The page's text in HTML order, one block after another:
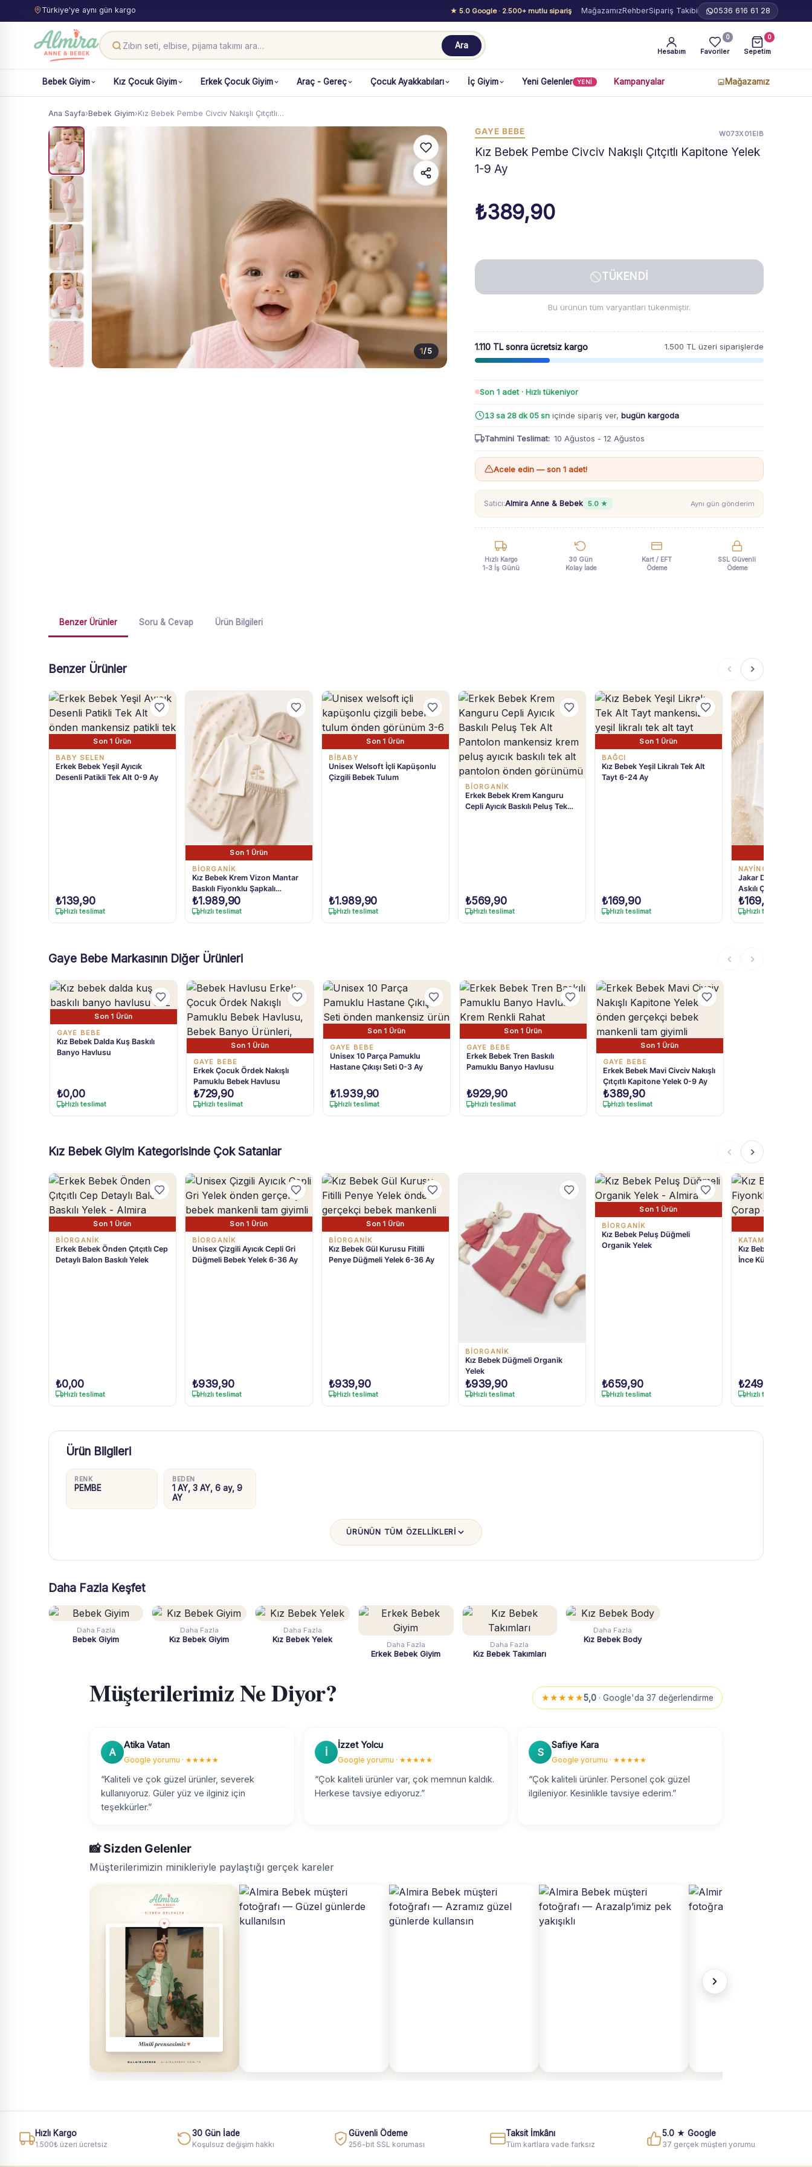
Türkiye'ye aynı gün kargo ★ 5.0 Google· 2.500+ mutlu sipariş MağazamızRehberSipariş Takibi 0536 616 61 28
Ara
Hesabım Favoriler
0
Sepetim
0
Bebek Giyim Kız Çocuk Giyim Erkek Çocuk Giyim Araç - Gereç Çocuk Ayakkabıları İç Giyim Yeni Gelenler YENİ Kampanyalar Mağazamız
Ana Sayfa›Bebek Giyim›Kız Bebek Pembe Civciv Nakışlı Çıtçıtlı…
1/5
GAYE BEBE W073X01EIB
Kız Bebek Pembe Civciv Nakışlı Çıtçıtlı Kapitone Yelek
1-9 Ay
₺389,90
Son 1 adet · Hızlı tükeniyor
Tahmini Teslimat: 10 Ağustos - 12 Ağustos
Acele edin — son 1 adet!
TÜKENDI
Bu ürünün tüm varyantları tükenmiştir.
1.110 TL sonra ücretsiz kargo 1.500 TL üzeri siparişlerde
13 sa 28 dk 04 sniçinde sipariş ver, bugün kargoda
Satıcı:Almira Anne & Bebek 5.0 ★ Aynı gün gönderim
Hızlı Kargo
1-3 İş Günü
30 Gün
Kolay İade
Kart / EFT
Ödeme
SSL Güvenli
Ödeme
Benzer Ürünler Soru & Cevap Ürün Bilgileri
Benzer Ürünler
Son 1 Ürün
BABY SELEN
Erkek Bebek Yeşil Ayıcık
Desenli Patikli Tek Alt 0-9 Ay
₺139,90
Hızlı teslimat
Son 1 Ürün
BIORGANIK
Kız Bebek Krem Vizon Mantar
Baskılı Fiyonklu Şapkalı
Battaniyeli Zıbın Seti 0-3 Ay
₺1.989,90
Hızlı teslimat
Son 1 Ürün
BIBABY
Unisex Welsoft İçli Kapüşonlu
Çizgili Bebek Tulum
₺1.989,90
Hızlı teslimat
BIORGANIK
Erkek Bebek Krem Kanguru
Cepli Ayıcık Baskılı Peluş Tek
₺569,90
Hızlı teslimat
Son 1 Ürün
BAĞCI
Kız Bebek Yeşil Likralı Tek Alt
Tayt 6-24 Ay
₺169,90
Hızlı teslimat
NAYİNOM
Jakar Desenli Beyaz
Askılı Çıtçıtlı Body
₺169,90
Hızlı teslimat
Gaye Bebe Markasının Diğer Ürünleri
Son 1 Ürün
GAYE BEBE
Kız Bebek Dalda Kuş Baskılı
Banyo Havlusu
₺0,00
Hızlı teslimat
Son 1 Ürün
GAYE BEBE
Erkek Çocuk Ördek Nakışlı
Pamuklu Bebek Havlusu
₺729,90
Hızlı teslimat
Son 1 Ürün
GAYE BEBE
Unisex 10 Parça Pamuklu
Hastane Çıkışı Seti 0-3 Ay
₺1.939,90
Hızlı teslimat
Son 1 Ürün
GAYE BEBE
Erkek Bebek Tren Baskılı
Pamuklu Banyo Havlusu
₺929,90
Hızlı teslimat
Son 1 Ürün
GAYE BEBE
Erkek Bebek Mavi Civciv Nakışlı
Çıtçıtlı Kapitone Yelek 0-9 Ay
₺389,90
Hızlı teslimat
Kız Bebek Giyim Kategorisinde Çok Satanlar
Son 1 Ürün
BIORGANIK
Erkek Bebek Önden Çıtçıtlı Cep
Detaylı Balon Baskılı Yelek
₺0,00
Hızlı teslimat
Son 1 Ürün
BIORGANIK
Unisex Çizgili Ayıcık Cepli Gri
Düğmeli Bebek Yelek 6-36 Ay
₺939,90
Hızlı teslimat
Son 1 Ürün
BIORGANIK
Kız Bebek Gül Kurusu Fitilli
Penye Düğmeli Yelek 6-36 Ay
₺939,90
Hızlı teslimat
BIORGANIK
Kız Bebek Düğmeli Organik
Yelek
₺939,90
Hızlı teslimat
Son 1 Ürün
BIORGANIK
Kız Bebek Peluş Düğmeli
Organik Yelek
₺659,90
Hızlı teslimat
KATAMİNO
Kız Bebek ve
İnce Külotlu Çorap
₺249,90
Hızlı teslimat
Ürün Bilgileri
RENK
PEMBE
BEDEN
1 AY, 3 AY, 6 ay, 9
AY
ÜRÜNÜN TÜM ÖZELLİKLERİ
Daha Fazla Keşfet
Daha Fazla
Bebek Giyim
Daha Fazla
Kız Bebek Giyim
Daha Fazla
Kız Bebek Yelek
Daha Fazla
Erkek Bebek Giyim
Daha Fazla
Kız Bebek Takımları
Daha Fazla
Kız Bebek Body
Müşterilerimiz Ne Diyor? ★★★★★5,0 · Google'da 37 değerlendirme
A
Atika Vatan
Google yorumu · ★★★★★
“Kaliteli ve çok güzel ürünler, severek
kullanıyoruz. Güler yüz ve ilginiz için
teşekkürler.”
İ
İzzet Yolcu
Google yorumu · ★★★★★
“Çok kaliteli ürünler var, çok memnun kaldık.
Herkese tavsiye ediyoruz.”
S
Safiye Kara
Google yorumu · ★★★★★
“Çok kaliteli ürünler. Personel çok güzel
ilgileniyor. Kesinlikle tavsiye ederim.”
📸 Sizden Gelenler
Müşterilerimizin minikleriyle paylaştığı gerçek kareler
Hızlı Kargo
1.500₺ üzeri ücretsiz
30 Gün İade
Koşulsuz değişim hakkı
Güvenli Ödeme
256-bit SSL koruması
Taksit İmkânı
Tüm kartlara vade farksız
5.0 ★ Google
37 gerçek müşteri yorumu